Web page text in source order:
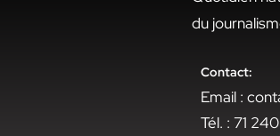
du
Contact:
Email :
Tél. : 71